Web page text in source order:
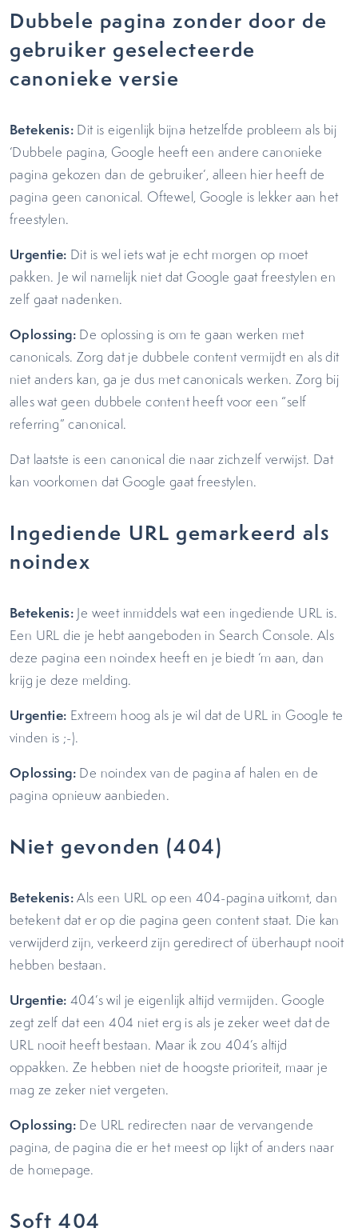
Dubbele pagina zonder door de
gebruiker geselecteerde
canonieke versie
Betekenis: Dit is eigenlijk bijna hetzelfde probleem als bij
‘Dubbele pagina, Google heeft een andere canonieke
pagina gekozen dan de gebruiker’, alleen hier heeft de
pagina geen canonical. Oftewel, Google is lekker aan het
freestylen.
Urgentie: Dit is wel iets wat je echt morgen op moet
pakken. Je wil namelijk niet dat Google gaat freestylen en
zelf gaat nadenken.
Oplossing: De oplossing is om te gaan werken met
canonicals. Zorg dat je dubbele content vermijdt en als dit
niet anders kan, ga je dus met canonicals werken. Zorg bij
alles wat geen dubbele content heeft voor een “self
referring” canonical.
Dat laatste is een canonical die naar zichzelf verwijst. Dat
kan voorkomen dat Google gaat freestylen.
Ingediende URL gemarkeerd als
noindex
Betekenis: Je weet inmiddels wat een ingediende URL is.
Een URL die je hebt aangeboden in Search Console. Als
deze pagina een noindex heeft en je biedt ‘m aan, dan
krijg je deze melding.
Urgentie: Extreem hoog als je wil dat de URL in Google te
vinden is ;-).
Oplossing: De noindex van de pagina af halen en de
pagina opnieuw aanbieden.
Niet gevonden (404)
Betekenis:Als een URL op een 404-pagina uitkomt, dan
betekent dat er op die pagina geen content staat. Die kan
verwijderd zijn, verkeerd zijn geredirect of überhaupt nooit
hebben bestaan.
Urgentie: 404’s wil je eigenlijk altijd vermijden. Google
zegt zelf dat een 404 niet erg is als je zeker weet dat de
URL nooit heeft bestaan. Maar ik zou 404’s altijd
oppakken. Ze hebben niet de hoogste prioriteit, maar je
mag ze zeker niet vergeten.
Oplossing: De URL redirecten naar de vervangende
pagina, de pagina die er het meest op lijkt of anders naar
de homepage.
Soft 404